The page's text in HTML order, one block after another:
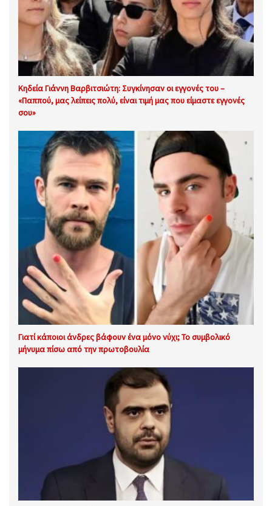
Κηδεία Γιάννη Βαρβιτσιώτη: Συγκίνησαν οι εγγονές του –
«Παππού, μας λείπεις πολύ, είναι τιμή μας που είμαστε εγγονές
σου»
Γιατί κάποιοι άνδρες βάφουν ένα μόνο νύχι; Το συμβολικό
μήνυμα πίσω από την πρωτοβουλία